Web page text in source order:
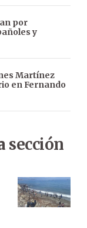
por
y
Martínez
en Fernando
sección